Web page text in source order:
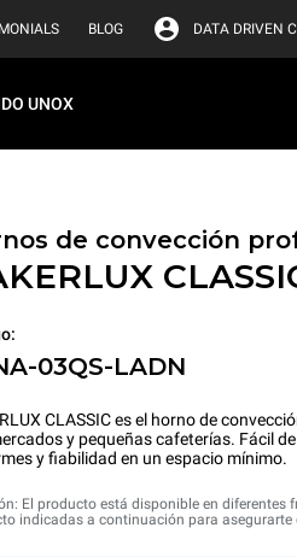
BLOG DATA DRIVEN
UNOX
de convección
03QS-LADN
CLASSIC es el horno de
y pequeñas cafeterías. Fácil
y fiabilidad en un espacio mínimo.
El producto está disponible en diferentes
indicadas a continuación para